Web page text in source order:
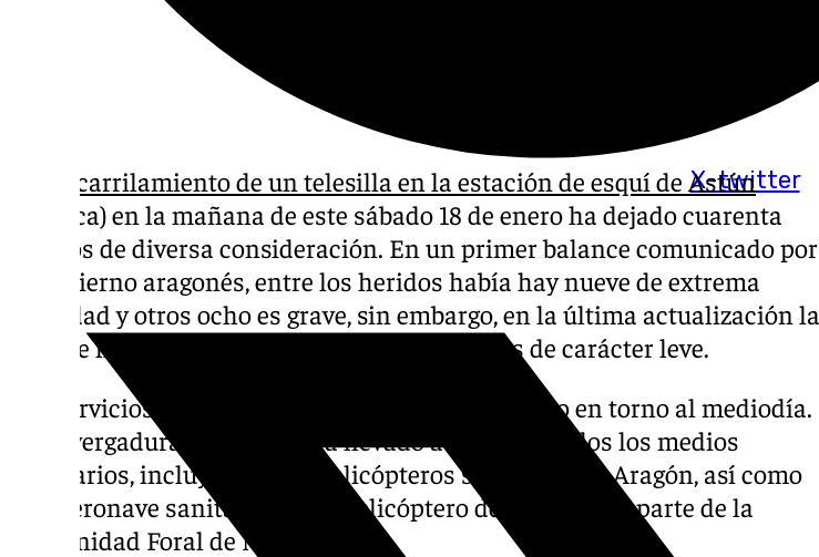
X-twitter
descarrilamiento de un telesilla en la estación de esquí de Astún
(Huesca) en la mañana de este sábado 18 de enero ha dejado cuarenta
heridos de diversa consideración. En un primer balance comunicado por
el Gobierno aragonés, entre los heridos había hay nueve de extrema
gravedad y otros ocho es grave, sin embargo, en la última actualización la
cifra se ha reducido a dos heridos graves y dos de carácter leve.
Los servicios de emergencias han recibido el aviso en torno al mediodía.
La envergadura del suceso ha llevado a activar a todos los medios
necesarios, incluyendo dos helicópteros sanitarios de Aragón, así como
una aeronave sanitaria y otro helicóptero de rescate por parte de la
Comunidad Foral de Navarra.